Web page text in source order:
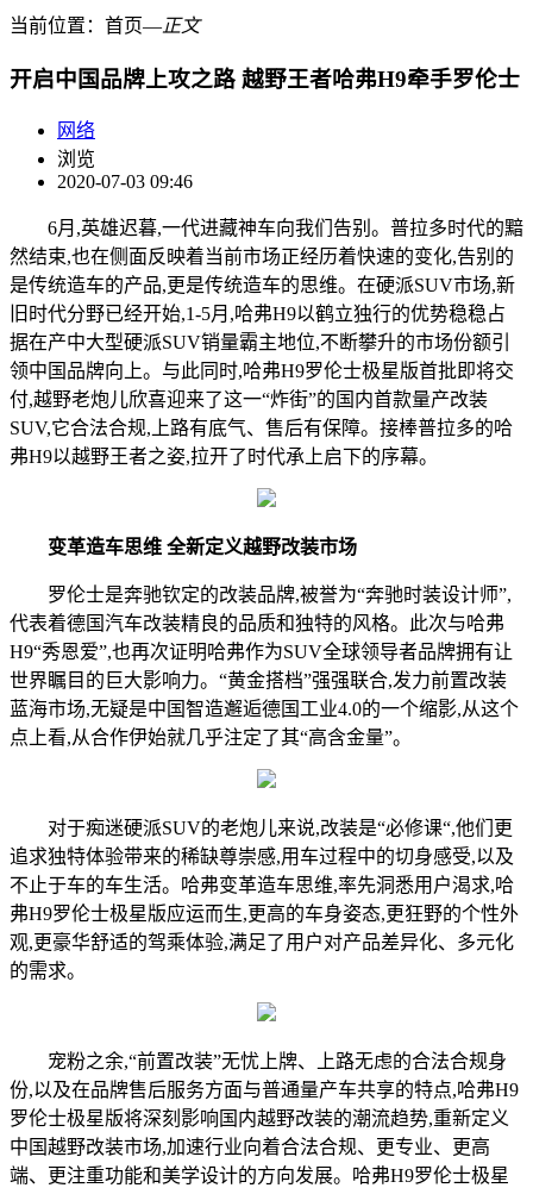
当前位置： 首页―正文
开启中国品牌上攻之路 越野王者哈弗H9牵手罗伦士
网络
浏览
2020-07-03 09:46
6月,英雄迟暮,一代进藏神车向我们告别。普拉多时代的黯
然结束,也在侧面反映着当前市场正经历着快速的变化,告别的
是传统造车的产品,更是传统造车的思维。在硬派SUV市场,新
旧时代分野已经开始,1-5月,哈弗H9以鹤立独行的优势稳稳占
据在产中大型硬派SUV销量霸主地位,不断攀升的市场份额引
领中国品牌向上。与此同时,哈弗H9罗伦士极星版首批即将交
付,越野老炮儿欣喜迎来了这一“炸街”的国内首款量产改装
SUV,它合法合规,上路有底气、售后有保障。接棒普拉多的哈
弗H9以越野王者之姿,拉开了时代承上启下的序幕。
变革造车思维 全新定义越野改装市场
罗伦士是奔驰钦定的改装品牌,被誉为“奔驰时装设计师”,
代表着德国汽车改装精良的品质和独特的风格。此次与哈弗
H9“秀恩爱”,也再次证明哈弗作为SUV全球领导者品牌拥有让
世界瞩目的巨大影响力。“黄金搭档”强强联合,发力前置改装
蓝海市场,无疑是中国智造邂逅德国工业4.0的一个缩影,从这个
点上看,从合作伊始就几乎注定了其“高含金量”。
对于痴迷硬派SUV的老炮儿来说,改装是“必修课“,他们更
追求独特体验带来的稀缺尊崇感,用车过程中的切身感受,以及
不止于车的车生活。哈弗变革造车思维,率先洞悉用户渴求,哈
弗H9罗伦士极星版应运而生,更高的车身姿态,更狂野的个性外
观,更豪华舒适的驾乘体验,满足了用户对产品差异化、多元化
的需求。
宠粉之余,“前置改装”无忧上牌、上路无虑的合法合规身
份,以及在品牌售后服务方面与普通量产车共享的特点,哈弗H9
罗伦士极星版将深刻影响国内越野改装的潮流趋势,重新定义
中国越野改装市场,加速行业向着合法合规、更专业、更高
端、更注重功能和美学设计的方向发展。哈弗H9罗伦士极星